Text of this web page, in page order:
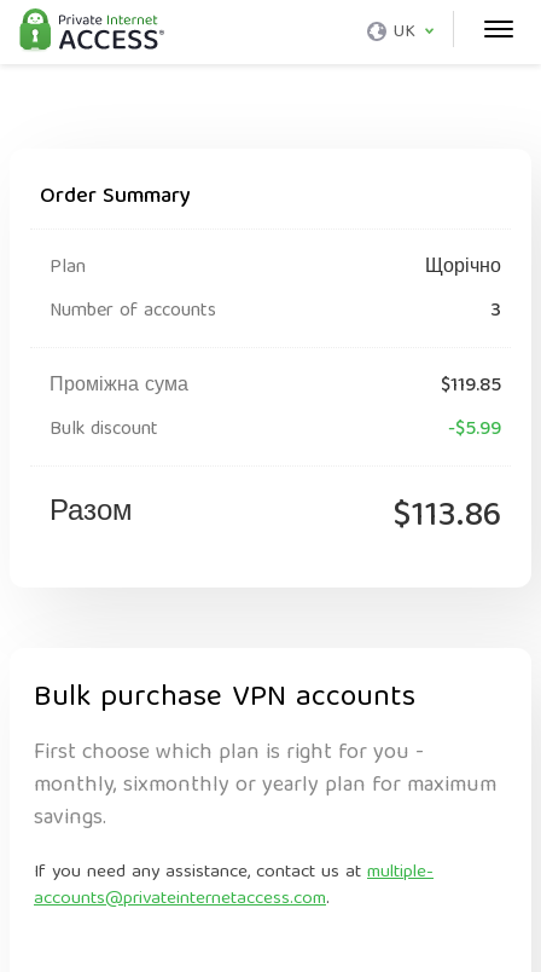
UK
Order Summary
Plan
Щорічно
Number of accounts
3
Проміжна сума
$119.85
Bulk discount
-$5.99
Разом $113.86
Bulk purchase VPN accounts
First choose which plan is right for you -
monthly, sixmonthly or yearly plan for maximum
savings.
If you need any assistance, contact us atmultiple-
accounts@privateinternetaccess.com.